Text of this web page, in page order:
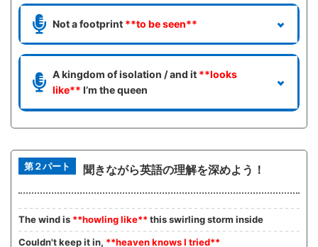
Not a footprint **to be seen**
A kingdom of isolation / and it **looks
like** I’m the queen
第２パート 聞きながら英語の理解を深めよう！
The wind is **howling like**this swirling storm inside
Couldn't keep it in, **heaven knows I tried**